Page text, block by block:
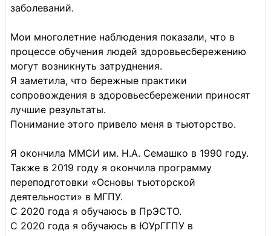
заболеваний.
Мои многолетние наблюдения показали, что в
процессе обучения людей здоровьесбережению
могут возникнуть затруднения.
Я заметила, что бережные практики
сопровождения в здоровьесбережении приносят
лучшие результаты.
Понимание этого привело меня в тьюторство.
Я окончила ММСИ им. Н.А. Семашко в 1990 году.
Также в 2019 году я окончила программу
переподготовки «Основы тьюторской
деятельности» в МГПУ.
С 2020 года я обучаюсь в ПрЭСТО.
С 2020 года я обучаюсь в ЮУрГГПУ в